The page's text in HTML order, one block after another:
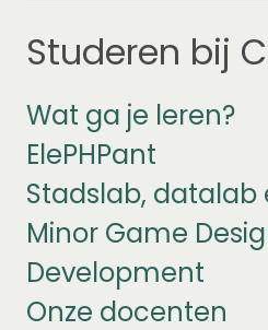
Studeren bij
Wat ga je leren?
ElePHPant
Stadslab, datalab
Minor Game
Development
Onze docenten